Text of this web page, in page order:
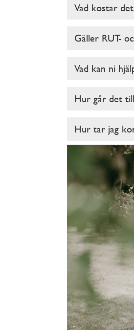
Vad kostar
Gäller RUT-
Vad kan ni
Hur går det
Hur tar jag